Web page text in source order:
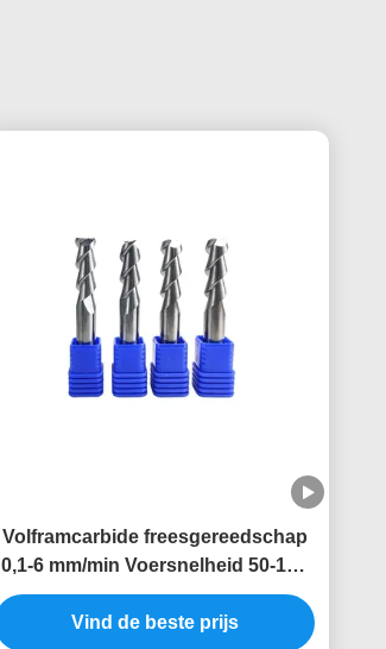
Volframcarbide freesgereedschap
0,1-6 mm/min Voersnelheid 50-150
mm Algemene lengte
Vind de beste prijs